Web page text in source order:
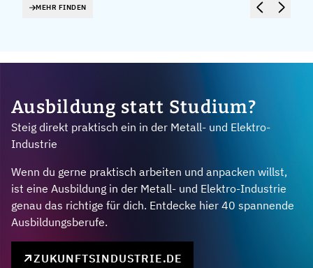
MEHR FINDEN
Ausbildung statt Studium?
Steig direkt praktisch ein in der Metall- und Elektro-
Industrie
Wenn du gerne praktisch arbeiten und anpacken willst,
ist eine Ausbildung in der Metall- und Elektro-Industrie
genau das richtige für dich. Entdecke hier 40 spannende
Ausbildungsberufe.
ZUKUNFTSINDUSTRIE.DE